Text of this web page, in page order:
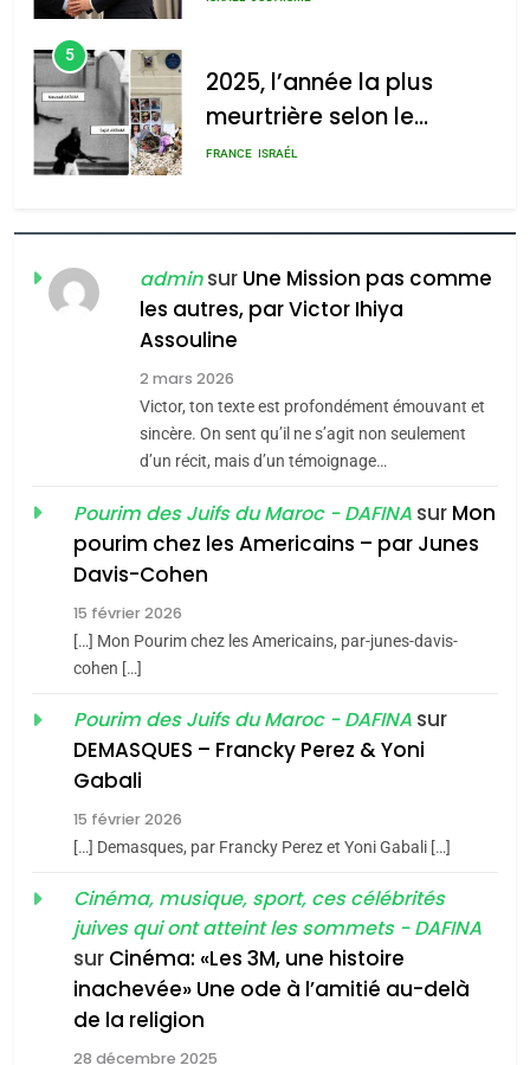
l’antisémitisme
admin 0
5
2025, l’année la plus
meurtrière selon le
rapport d’ADL contre
FRANCE ISRAÉL
FIÈRE, DIGNE ET RÉSILIENTE :
POURQUOI JE REVENDIQUE
MA JUDAÏTE par Thérèse
Zrihen-Dvir
ISRAÉL JUDAISME
CE QUI NOUS MANQUE –
Jacques Hadida
JUDAISME
Maroc : Les amandes de
Tafraout, le miel de Tadla
du terroir
Oeil ravageur – Vanessa
De Loya Stauber
«Tu dis génocide, je dis
guerre»: La nouvelle
chanson de Boy George
ISRAÉL JUDAISME
adminsur Une Mission pas comme
les autres, par Victor Ihiya
Assouline
2 mars 2026
Victor, ton texte est profondément émouvant et
sincère. On sent qu’il ne s’agit non seulement
d’un récit, mais d’un témoignage…
Pourim des Juifs du Maroc - DAFINA sur Mon
pourim chez les Americains – par Junes
Davis-Cohen
15 février 2026
[…] Mon Pourim chez les Americains, par-junes-davis-
cohen […]
Pourim des Juifs du Maroc - DAFINA sur
DEMASQUES – Francky Perez & Yoni
Gabali
15 février 2026
[…] Demasques, par Francky Perez et Yoni Gabali […]
Cinéma, musique, sport, ces célébrités
juives qui ont atteint les sommets - DAFINA
sur Cinéma: «Les 3M, une histoire
inachevée» Une ode à l’amitié au-delà
de la religion
28 décembre 2025
meurtrière selon le rapport
l’antisémitisme
FIÈRE, DIGNE ET RÉSILIENTE :
POURQUOI JE REVENDIQUE
MA JUDAÏTE par Thérèse
ISRAÉL